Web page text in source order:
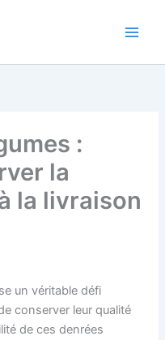
:
la
la livraison
un véritable défi
conserver leur qualité
de ces denrées